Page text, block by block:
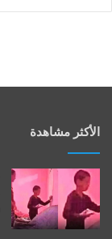
الأكثر مشاهدة